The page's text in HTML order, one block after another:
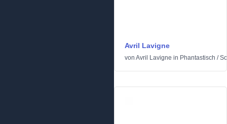
Avril Lavigne
von Avril Lavigne in Phantastisch /